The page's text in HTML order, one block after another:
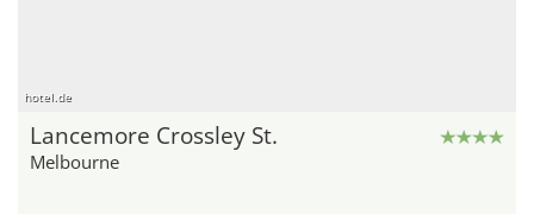
hotel.de
Lancemore Crossley St.
Melbourne